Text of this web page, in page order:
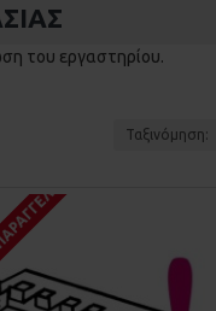
του εργαστηρίου.
Ταξινόμηση: